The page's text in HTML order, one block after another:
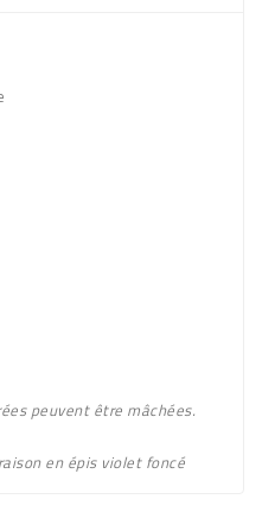
peuvent être mâchées.
en épis violet foncé